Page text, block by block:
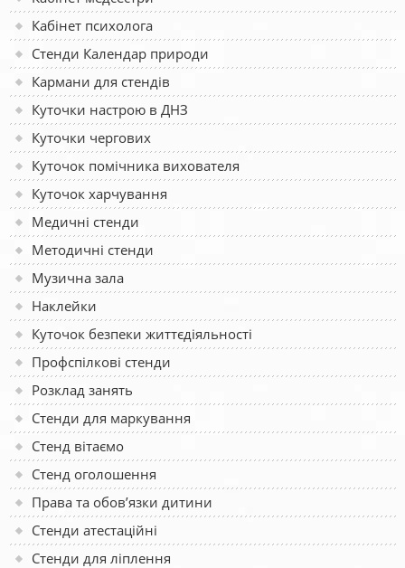
Кабінет психолога
Стенди Календар природи
Кармани для стендів
Куточки настрою в ДНЗ
Куточки чергових
Куточок помічника вихователя
Куточок харчування
Медичні стенди
Методичні стенди
Музична зала
Наклейки
Куточок безпеки життєдіяльності
Профспілкові стенди
Розклад занять
Стенди для маркування
Стенд вітаємо
Стенд оголошення
Права та обов’язки дитини
Стенди атестаційні
Стенди для ліплення